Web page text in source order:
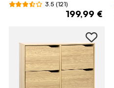
3.5 (121)
199,99 €